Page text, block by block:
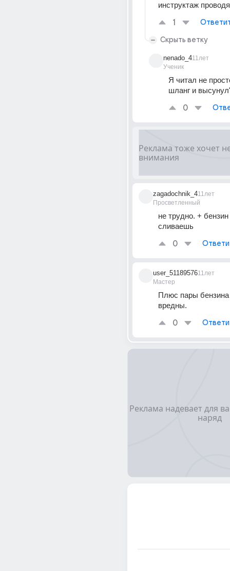
инструктаж
1
Скрыть ветку
nenado_4
Ученик
11лет
Я читал не
шланг и
0
zagadochnik_4
Просветленный
11лет
не трудно. +
сливаешь
0
user_51189576
Мастер
11лет
Плюс пары бензина
вредны.
0